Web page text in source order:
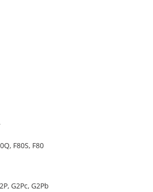
F80S, F80
G2Pc, G2Pb